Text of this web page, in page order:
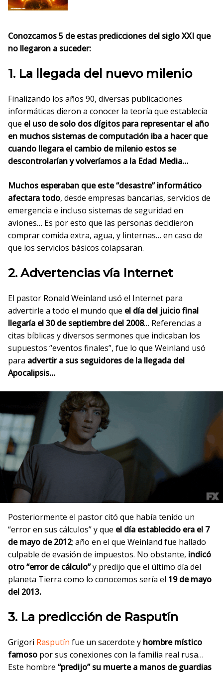
Conozcamos 5 de estas predicciones del siglo XXI que
no llegaron a suceder:
1. La llegada del nuevo milenio
Finalizando los años 90, diversas publicaciones
informáticas dieron a conocer la teoría que establecía
que el uso de solo dos dígitos para representar el año
en muchos sistemas de computación iba a hacer que
cuando llegara el cambio de milenio estos se
descontrolarían y volveríamos a la Edad Media…
Muchos esperaban que este “desastre” informático
afectara todo, desde empresas bancarias, servicios de
emergencia e incluso sistemas de seguridad en
aviones… Es por esto que las personas decidieron
comprar comida extra, agua, y linternas… en caso de
que los servicios básicos colapsaran.
2. Advertencias vía Internet
El pastor Ronald Weinland usó el Internet para
advertirle a todo el mundo que el día del juicio final
llegaría el 30 de septiembre del 2008… Referencias a
citas bíblicas y diversos sermones que indicaban los
supuestos “eventos finales”, fue lo que Weinland usó
para advertir a sus seguidores de la llegada del
Apocalipsis…
Posteriormente el pastor citó que había tenido un
“error en sus cálculos” y que el día establecido era el 7
de mayo de 2012; año en el que Weinland fue hallado
culpable de evasión de impuestos. No obstante, indicó
otro “error de cálculo”y predijo que el último día del
planeta Tierra como lo conocemos sería el 19 de mayo
del 2013.
3. La predicción de Rasputín
Grigori Rasputín fue un sacerdote y hombre místico
famoso por sus conexiones con la familia real rusa…
Este hombre “predijo” su muerte a manos de guardias